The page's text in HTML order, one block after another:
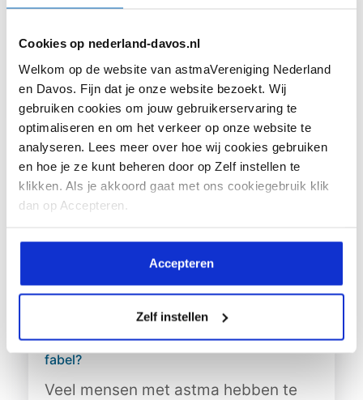
Cookies op nederland-davos.nl
Welkom op de website van astmaVereniging Nederland
en Davos. Fijn dat je onze website bezoekt. Wij
gebruiken cookies om jouw gebruikerservaring te
optimaliseren en om het verkeer op onze website te
analyseren. Lees meer over hoe wij cookies gebruiken
en hoe je ze kunt beheren door op Zelf instellen te
klikken. Als je akkoord gaat met ons cookiegebruik klik
dan op Accepteren.
Accepteren
Zelf instellen
Lees meer
Astma en allergie zijn hetzelfde. Feit of
fabel?
Veel mensen met astma hebben te